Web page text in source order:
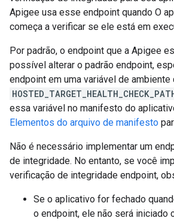
Apigee usa esse endpoint quando O
começa a verificar se ele está em
Por padrão, o endpoint que a Apigee
possível alterar o padrão endpoint,
endpoint em uma variável de ambiente
essa variável no manifesto do
Elementos do arquivo de manifesto
Não é necessário implementar um
de integridade. No entanto, se você
verificação de integridade endpoint,
Se o aplicativo for fechado
o endpoint, ele não será iniciado